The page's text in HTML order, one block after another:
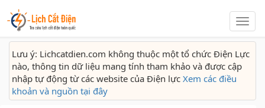
Lịch
cắt
Lưu ý: Lichcatdien.com không thuộc một tổ chức Điện Lực
nào, thông tin dữ liệu mang tính tham khảo và được cập
nhập tự động từ các website của Điện lực Xem các điều
khoản và nguồn tại đây